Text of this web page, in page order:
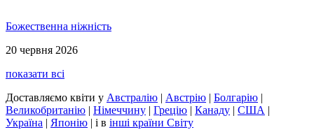
Божественна ніжність
20 червня 2026
показати всі
Доставляємо квіти у Австралію | Австрію | Болгарію |
Великобританію | Німеччину | Грецію | Канаду | США |
Україна | Японію | і в інші країни Світу